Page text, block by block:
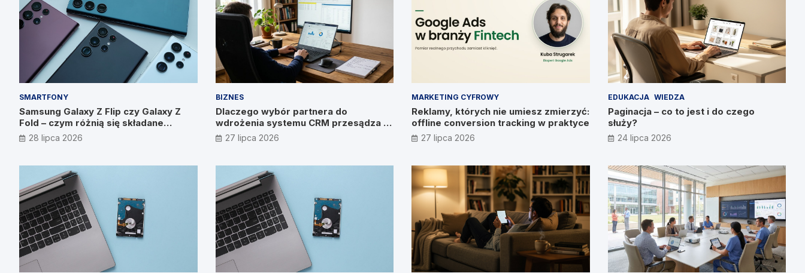
SMARTFONY
Samsung Galaxy Z Flip czy Galaxy Z
Fold – czym różnią się składane
smartfony?
28 lipca 2026
BIZNES
Dlaczego wybór partnera do
wdrożenia systemu CRM przesądza o
wyniku? Wywiad z Pawłem
Prymakowskim, CEO IT Vision
27 lipca 2026
MARKETING CYFROWY
Reklamy, których nie umiesz zmierzyć:
offline conversion tracking w praktyce
27 lipca 2026
EDUKACJA WIEDZA
Paginacja – co to jest i do czego
służy?
24 lipca 2026